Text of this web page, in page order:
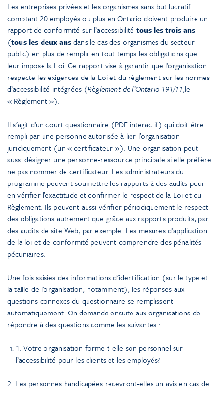
Les entreprises privées et les organismes sans but lucratif
comptant 20 employés ou plus en Ontario doivent produire un
rapport de conformité sur l’accessibilité tous les trois ans
(tous les deux ansdans le cas des organismes du secteur
public) en plus de remplir en tout temps les obligations que
leur impose la Loi. Ce rapport vise à garantir que l’organisation
respecte les exigences de la Loi et du règlement sur les normes
d’accessibilité intégrées (Règlement de l’Ontario 191/11,le
« Règlement »).
Il s’agit d’un court questionnaire (PDF interactif) qui doit être
rempli par une personne autorisée à lier l’organisation
juridiquement (un « certificateur »). Une organisation peut
aussi désigner une personne-ressource principale si elle préfère
ne pas nommer de certificateur. Les administrateurs du
programme peuvent soumettre les rapports à des audits pour
en vérifier l’exactitude et confirmer le respect de la Loi et du
Règlement. Ils peuvent aussi vérifier périodiquement le respect
des obligations autrement que grâce aux rapports produits, par
des audits de site Web, par exemple. Les mesures d’application
de la loi et de conformité peuvent comprendre des pénalités
pécuniaires.
Une fois saisies des informations d’identification (sur le type et
la taille de l’organisation, notamment), les réponses aux
questions connexes du questionnaire se remplissent
automatiquement. On demande ensuite aux organisations de
répondre à des questions comme les suivantes :
1. Votre organisation forme-t-elle son personnel sur
l’accessibilité pour les clients et les employés?
2. Les personnes handicapées recevront-elles un avis en cas de